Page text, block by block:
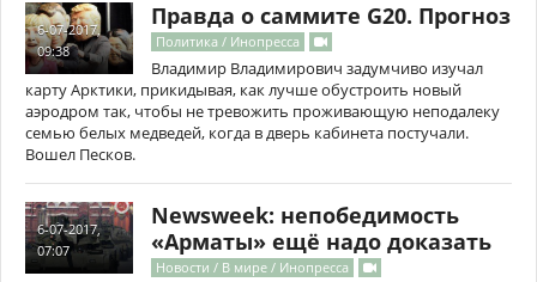
6-07-2017,
09:38
Правда о саммите G20. Прогноз
Политика / Инопресса
Владимир Владимирович задумчиво изучал
карту Арктики, прикидывая, как лучше обустроить новый
аэродром так, чтобы не тревожить проживающую неподалеку
семью белых медведей, когда в дверь кабинета постучали.
Вошел Песков.
6-07-2017,
07:07
Newsweek: непобедимость
«Арматы» ещё надо доказать
Новости / В мире / Инопресса